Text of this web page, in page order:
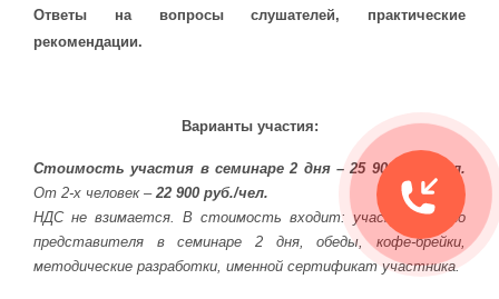
Ответы на вопросы слушателей, практические
рекомендации.
Варианты участия:
Стоимость участия в семинаре 2 дня –25 900 руб./чел.
От 2-х человек – 22 900 руб./чел.
НДС не взимается. В стоимость входит: участие одного
представителя в семинаре 2 дня, обеды, кофе-брейки,
методические разработки, именной сертификат участника.